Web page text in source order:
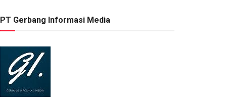
PT Gerbang Informasi Media